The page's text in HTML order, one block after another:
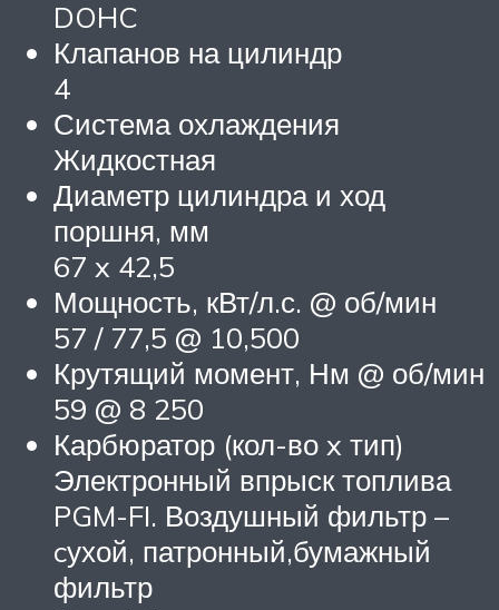
DOHC
Клапанов на цилиндр
4
Система охлаждения
Жидкостная
Диаметр цилиндра и ход
поршня, мм
67 x 42,5
Мощность, кВт/л.с. @ об/мин
57 / 77,5 @ 10,500
Крутящий момент, Нм @ об/мин
59 @ 8 250
Карбюратор (кол-во x тип)
Электронный впрыск топлива
PGM-FI. Воздушный фильтр –
cухой, патронный,бумажный
фильтр